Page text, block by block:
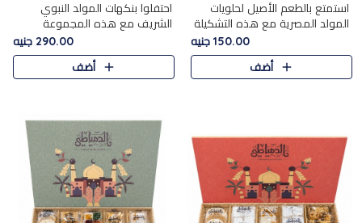
استمتع بالطعم الأصيل لحلويات
المولد المصرية مع هذه التشكيلة
المختارة بعناية من 9 قطع. تتضمن
التشكيلة جوزرية مع فول،ملبان
150.00 جنيه
أضف
احتفلوا بنكهات المولد النبوي
الشريف مع هذه المجموعة
الفاخرة المكونة من 19 قطعة،
والتي تم اختيارها بعناية فائقة لتُبرز
تشكيلة واسعة من الحلويات
290.00 جنيه
أضف